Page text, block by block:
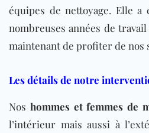
équipes de nettoyage. Elle a
nombreuses années de
maintenant de profiter de nos
Les détails de notre
Nos hommes et femmes de
l’intérieur mais aussi à